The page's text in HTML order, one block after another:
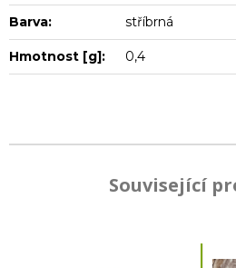
Barva: stříbrná
Hmotnost [g]: 0,4
Související